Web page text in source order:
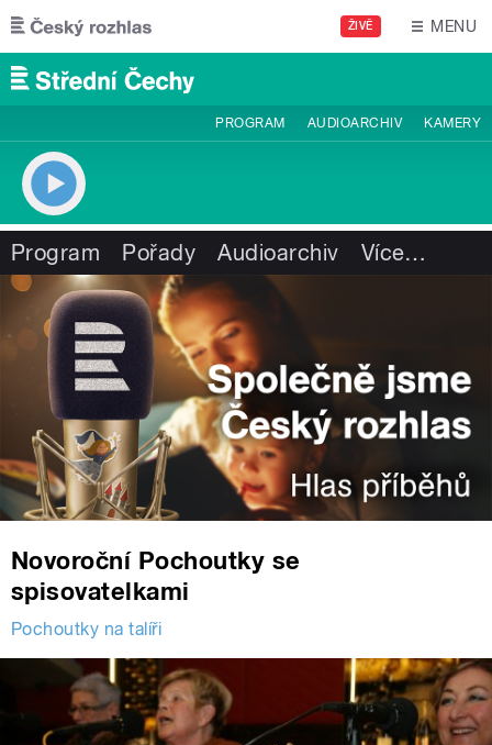
Přejít k hlavnímu obsahu
ŽIVĚ MENU
PROGRAM AUDIOARCHIV KAMERY
Program Pořady Audioarchiv Více…
Novoroční Pochoutky se
spisovatelkami
Pochoutky na talíři